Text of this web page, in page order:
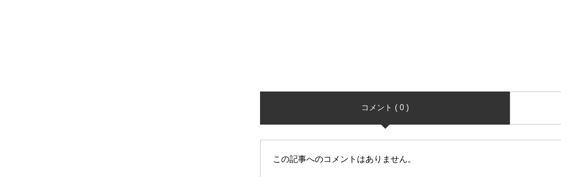
コメント ( 0 )
この記事へのコメントはありません。